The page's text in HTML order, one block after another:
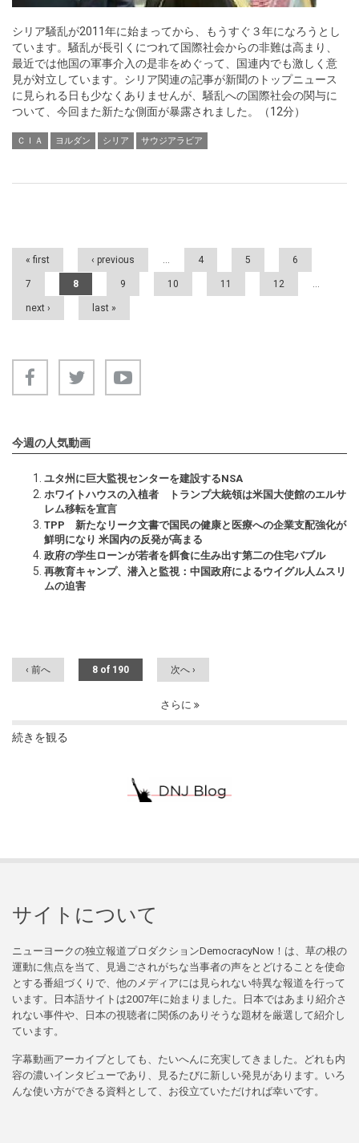
シリア騒乱が2011年に始まってから、もうすぐ３年になろうとし
ています。騒乱が長引くにつれて国際社会からの非難は高まり、
最近では他国の軍事介入の是非をめぐって、国連内でも激しく意
見が対立しています。シリア関連の記事が新聞のトップニュース
に見られる日も少なくありませんが、騒乱への国際社会の関与に
ついて、今回また新たな側面が暴露されました。（12分）
ＣＩＡ ヨルダン シリア サウジアラビア
Pages
« first ‹ previous … 4 5 6
7 8 9 10 11 12 …
next › last »
今週の人気動画
ユタ州に巨大監視センターを建設するNSA
ホワイトハウスの入植者 トランプ大統領は米国大使館のエルサ
レム移転を宣言
TPP 新たなリーク文書で国民の健康と医療への企業支配強化が
鮮明になり 米国内の反発が高まる
政府の学生ローンが若者を餌食に生み出す第二の住宅バブル
再教育キャンプ、潜入と監視：中国政府によるウイグル人ムスリ
ムの迫害
‹ 前へ 8 of 190 次へ ›
さらに
続きを観る
サイトについて
ニューヨークの独立報道プロダクションDemocracyNow！は、草の根の
運動に焦点を当て、見過ごされがちな当事者の声をとどけることを使命
とする番組づくりで、他のメディアには見られない特異な報道を行って
います。日本語サイトは2007年に始まりました。日本ではあまり紹介さ
れない事件や、日本の視聴者に関係のありそうな題材を厳選して紹介し
ています。
字幕動画アーカイブとしても、たいへんに充実してきました。どれも内
容の濃いインタビューであり、見るたびに新しい発見があります。いろ
んな使い方ができる資料として、お役立ていただければ幸いです。